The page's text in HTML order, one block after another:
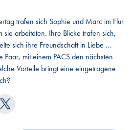
trafen sich Sophie und Marc im Flur
sie arbeiteten. Ihre Blicke trafen sich,
sich ihre Freundschaft in Liebe ...
Paar, mit einem PACS den nächsten
Vorteile bringt eine eingetragene
Auf Twitter teilen